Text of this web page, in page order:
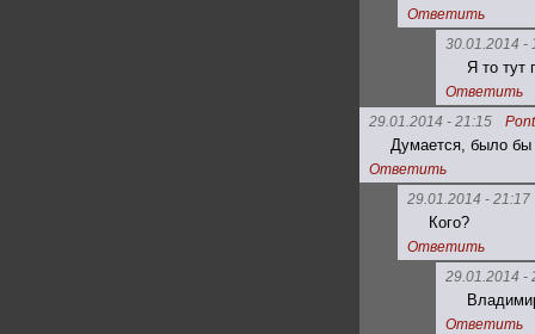
Ответить
30.01.2014 -
Я то тут
Ответить
29.01.2014 - 21:15
Думается, было бы
Ответить
29.01.2014 - 21:17
Кого?
Ответить
29.01.2014 -
Ответить